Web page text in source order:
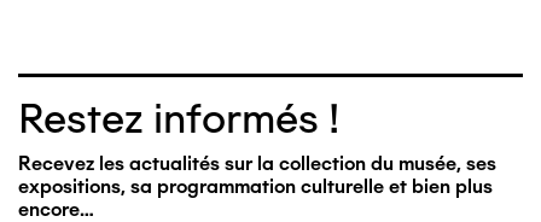
Restez informés !
Recevez les actualités sur la collection du musée, ses
expositions, sa programmation culturelle et bien plus
encore…